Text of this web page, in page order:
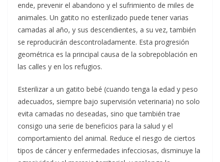
ende, prevenir el abandono y el sufrimiento de miles de
animales. Un gatito no esterilizado puede tener varias
camadas al año, y sus descendientes, a su vez, también
se reproducirán descontroladamente. Esta progresión
geométrica es la principal causa de la sobrepoblación en
las calles y en los refugios.
Esterilizar a un gatito bebé (cuando tenga la edad y peso
adecuados, siempre bajo supervisión veterinaria) no solo
evita camadas no deseadas, sino que también trae
consigo una serie de beneficios para la salud y el
comportamiento del animal. Reduce el riesgo de ciertos
tipos de cáncer y enfermedades infecciosas, disminuye la